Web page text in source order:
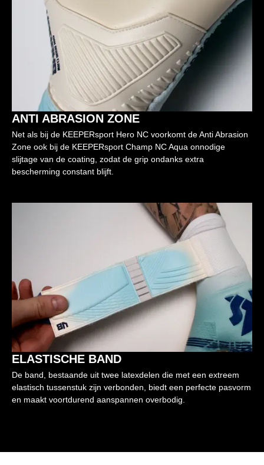
ANTI ABRASION ZONE
Net als bij de KEEPERsport Hero NC voorkomt de Anti Abrasion
Zone ook bij de KEEPERsport Champ NC Aqua onnodige
slijtage van de coating, zodat de grip ondanks extra
bescherming constant blijft.
ELASTISCHE BAND
De band, bestaande uit twee latexdelen die met een extreem
elastisch tussenstuk zijn verbonden, biedt een perfecte pasvorm
en maakt voortdurend aanspannen overbodig.